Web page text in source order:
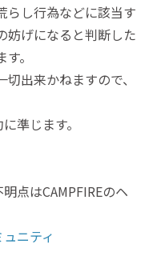
らし行為などに該当す
妨げになると判断した
。
出来かねますので、
準じます。
点はCAMPFIREのヘ
ニティ